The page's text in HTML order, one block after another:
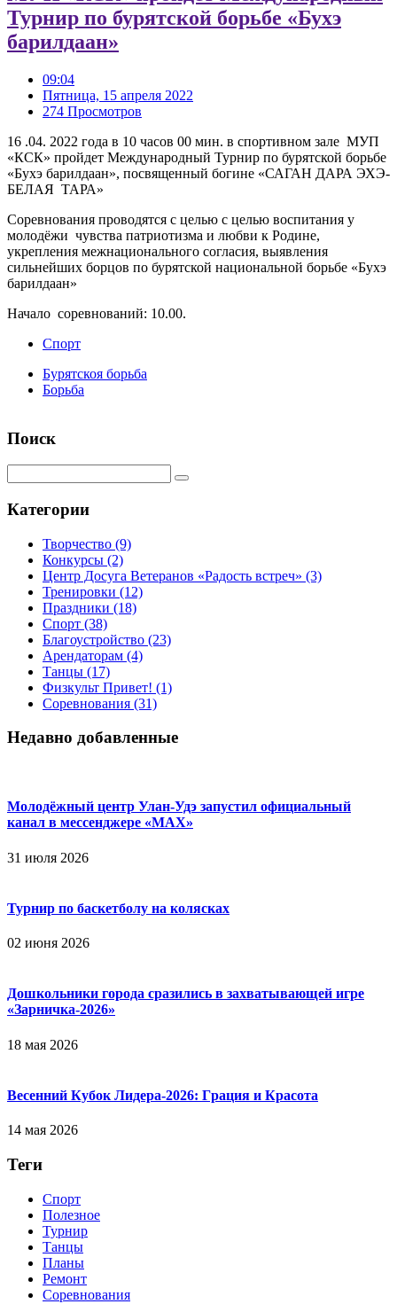
Турнир по бурятской борьбе «Бухэ
барилдаан»
09:04
Пятница, 15 апреля 2022
274 Просмотров
16 .04. 2022 года в 10 часов 00 мин. в спортивном зале МУП
«КСК» пройдет Международный Турнир по бурятской борьбе
«Бухэ барилдаан», посвященный богине «САГАН ДАРА ЭХЭ-
БЕЛАЯ ТАРА»
Соревнования проводятся с целью с целью воспитания у
молодёжи чувства патриотизма и любви к Родине,
укрепления межнационального согласия, выявления
сильнейших борцов по бурятской национальной борьбе «Бухэ
барилдаан»
Начало соревнований: 10.00.
Спорт
Бурятскоя борьба
Борьба
Поиск
Категории
Творчество (9)
Конкурсы (2)
Центр Досуга Ветеранов «Радость встреч» (3)
Тренировки (12)
Праздники (18)
Спорт (38)
Благоустройство (23)
Арендаторам (4)
Танцы (17)
Физкульт Привет! (1)
Соревнования (31)
Недавно добавленные
Молодёжный центр Улан-Удэ запустил официальный
канал в мессенджере «МАХ»
31 июля 2026
Турнир по баскетболу на колясках
02 июня 2026
Дошкольники города сразились в захватывающей игре
«Зарничка‑2026»
18 мая 2026
Весенний Кубок Лидера-2026: Гpaция и Кpacoтa
14 мая 2026
Теги
Спорт
Полезное
Турнир
Танцы
Планы
Ремонт
Соревнования